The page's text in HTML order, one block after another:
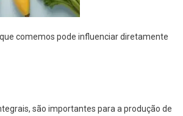
que comemos pode influenciar diretamente
são importantes para a produção de